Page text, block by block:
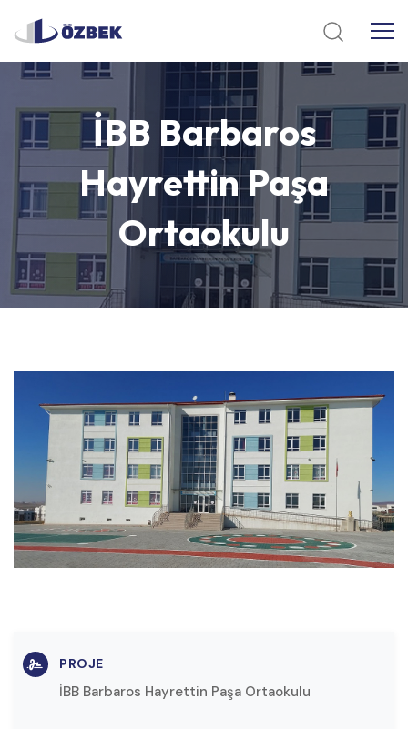
İBB Barbaros
HayrettinPaşa
Ortaokulu
PROJE
İBB Barbaros Hayrettin Paşa Ortaokulu